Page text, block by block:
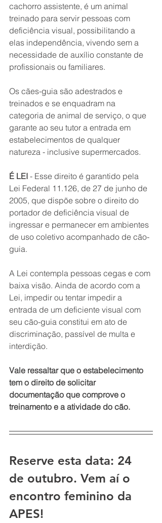
cachorro assistente, é um animal
treinado para servir pessoas com
deficiência visual, possibilitando a
elas independência, vivendo sem a
necessidade de auxílio constante de
profissionais ou familiares.
Os cães-guia são adestrados e
treinados e se enquadram na
categoria de animal de serviço, o que
garante ao seu tutor a entrada em
estabelecimentos de qualquer
natureza - inclusive supermercados.
É LEI - Esse direito é garantido pela
Lei Federal 11.126, de 27 de junho de
2005, que dispõe sobre o direito do
portador de deficiência visual de
ingressar e permanecer em ambientes
de uso coletivo acompanhado de cão-
guia.
A Lei contempla pessoas cegas e com
baixa visão. Ainda de acordo com a
Lei, impedir ou tentar impedir a
entrada de um deficiente visual com
seu cão-guia constitui em ato de
discriminação, passível de multa e
interdição.
Vale ressaltar que o estabelecimento
tem o direito de solicitar
documentação que comprove o
treinamento e a atividade do cão.
Reserve esta data: 24
de outubro. Vem aí o
encontro feminino da
APES!